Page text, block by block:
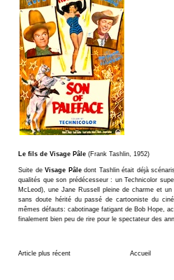
Le fils de Visage Pâle (Frank Tashlin, 1952)
Suite deVisage Pâledont Tashlin était déjà
qualités que son prédécesseur : un Technicolor
McLeod), une Jane Russell pleine de charme et
sans doute hérité du passé de cartooniste du
mêmes défauts: cabotinage fatigant de Bob Hope,
finalement bien peu de rire pour le spectateur des
Article plus récent Accueil